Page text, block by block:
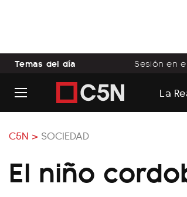
Temas del día Sesión en
La
C5N > SOCIEDAD
El niño